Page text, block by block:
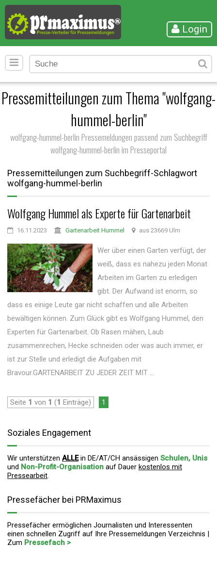
Login
Pressemitteilungen zum Thema "wolfgang-
hummel-berlin"
wolfgang-hummel-berlin Pressemeldungen passend zum Suchbegriff
wolfgang-hummel-berlin im Presseportal
Pressemitteilungen zum Suchbegriff-Schlagwort
wolfgang-hummel-berlin
Wolfgang Hummel als Experte für Gartenarbeit
16.11.2023 Gartenarbeit Hummel aus 23669 Ulm
Wer über einen Garten verfügt, der
weiß, dass es nahezu jeden Monat
Arbeiten im Garten zu erledigen
gibt. Der Aufwand ist enorm, so
dass es einige Leute gar nicht schaffen und alle Arbeiten
bewältigen können. Zum Glück gibt es Wolfgang Hummel, den
Experten für Gartenarbeit. Ob Rasen mähen, Laub
zusammenrechen, Hecke schneiden oder was auch immer, er
ist zur Stelle und erledigt die Aufgaben mit
Bravour.GARTENARBEIT ZU JEDER ZEIT MIT ...
Seite 1 von 1 (1 Einträge) 1
Soziales Engagement
Wir unterstützen ALLEin DE/AT/CH ansässigen Schulen, Unis
und Non-Profit-Organisation auf Dauer kostenlos mit
Pressearbeit.
Pressefächer bei PRMaximus
Pressefächer ermöglichen Journalisten und Interessenten
einen schnellen Zugriff auf Ihre Pressemeldungen Verzeichnis |
Zum Pressefach >